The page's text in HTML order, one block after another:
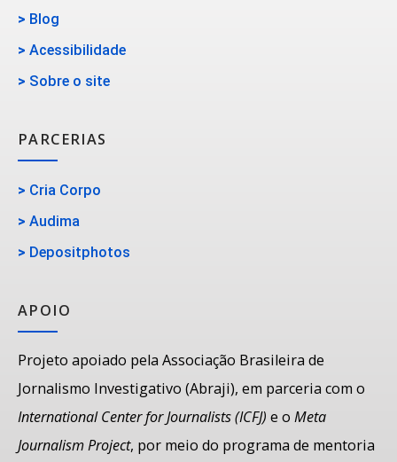
> Blog
> Acessibilidade
> Sobre o site
PARCERIAS
> Cria Corpo
> Audima
> Depositphotos
APOIO
Projeto apoiado pela Associação Brasileira de
Jornalismo Investigativo (Abraji), em parceria com o
International Center for Journalists (ICFJ) e o Meta
Journalism Project, por meio do programa de mentoria